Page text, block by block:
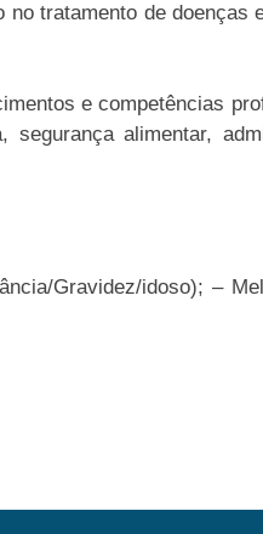
tratamento de doenças
e competências
segurança alimentar,
Gravidez/idoso); –